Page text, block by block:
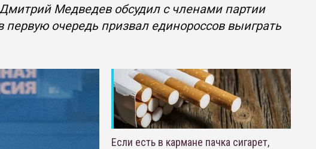
Медведев обсудил с членами партии
очередь призвал единороссов выиграть
Если есть в кармане пачка сигарет,